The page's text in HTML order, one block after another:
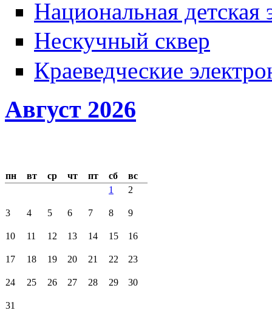
Национальная детская
Нескучный сквер
Краеведческие
Август 2026
пн вт ср чт пт сб
вс
1
2
3 4 5 6 7 8 9
10 11 12 13 14 15 16
17 18 19 20 21 22 23
24 25 26 27 28 29 30
31